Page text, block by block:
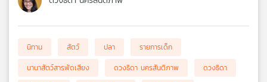
นิทาน สัตว์ ปลา
รายการเด็ก
นานาสัตว์สารพัดเสียง
ดวงธิดา นครสันติภาพ
ดวงธิดา